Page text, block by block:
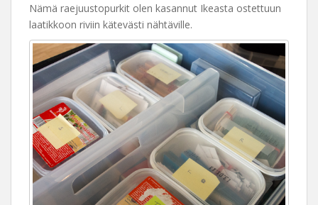
Nämä raejuustopurkit olen kasannut Ikeasta ostettuun
laatikkoon riviin kätevästi nähtäville.